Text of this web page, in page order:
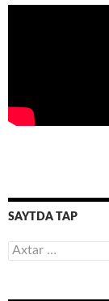
SAYTDA TAP
Axtarış: